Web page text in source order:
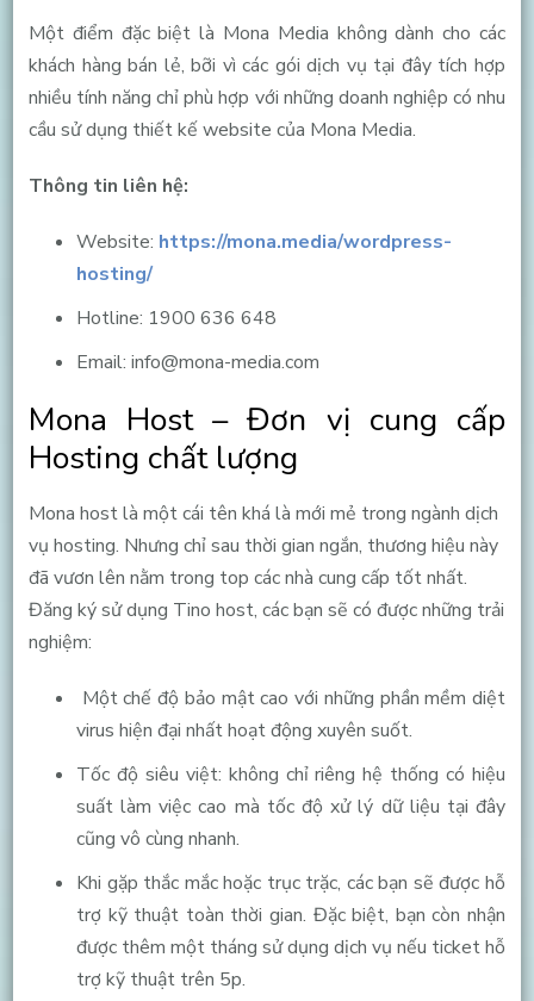
Một điểm đặc biệt là Mona Media không dành cho các
khách hàng bán lẻ, bỡi vì các gói dịch vụ tại đây tích hợp
nhiều tính năng chỉ phù hợp với những doanh nghiệp có nhu
cầu sử dụng thiết kế website của Mona Media.
Thông tin liên hệ:
Website: https://mona.media/wordpress-
hosting/
Hotline: 1900 636 648
Email: info@mona-media.com
Mona Host – Đơn vị cung cấp
Hosting chất lượng
Mona host là một cái tên khá là mới mẻ trong ngành dịch
vụ hosting. Nhưng chỉ sau thời gian ngắn, thương hiệu này
đã vươn lên nằm trong top các nhà cung cấp tốt nhất.
Đăng ký sử dụng Tino host, các bạn sẽ có được những trải
nghiệm:
Một chế độ bảo mật cao với những phần mềm diệt
virus hiện đại nhất hoạt động xuyên suốt.
Tốc độ siêu việt: không chỉ riêng hệ thống có hiệu
suất làm việc cao mà tốc độ xử lý dữ liệu tại đây
cũng vô cùng nhanh.
Khi gặp thắc mắc hoặc trục trặc, các bạn sẽ được hỗ
trợ kỹ thuật toàn thời gian. Đặc biệt, bạn còn nhận
được thêm một tháng sử dụng dịch vụ nếu ticket hỗ
trợ kỹ thuật trên 5p.